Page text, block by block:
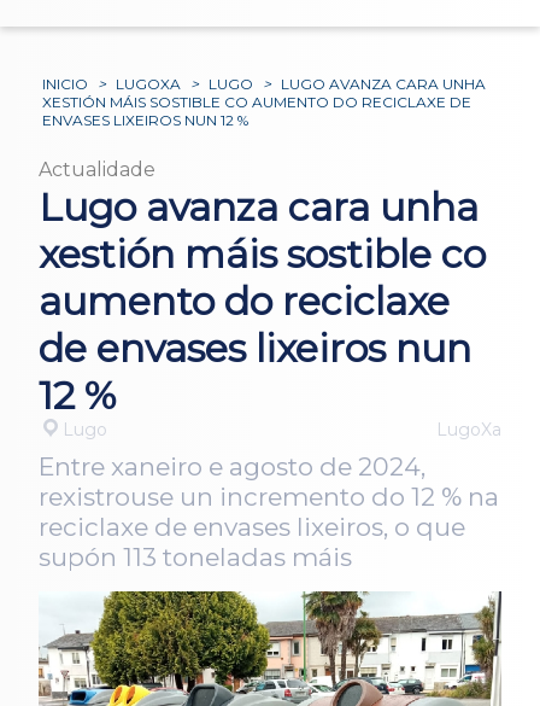
INICIO > LUGOXA > LUGO > LUGO AVANZA CARA UNHA
XESTIÓN MÁIS SOSTIBLE CO AUMENTO DO RECICLAXE DE
ENVASES LIXEIROS NUN 12 %
Actualidade
Lugo avanza cara unha
xestión máis sostible co
aumento do reciclaxe
de envases lixeiros nun
12 %
Lugo LugoXa
Entre xaneiro e agosto de 2024,
rexistrouse un incremento do 12 % na
reciclaxe de envases lixeiros, o que
supón 113 toneladas máis